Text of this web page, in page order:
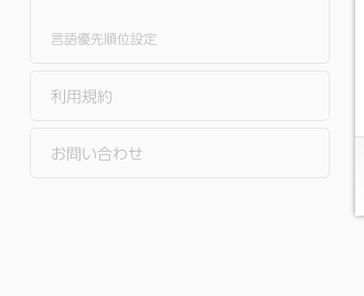
言語優先順位設定
利用規約
お問い合わせ